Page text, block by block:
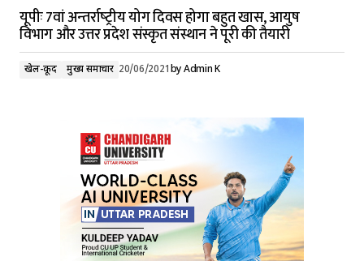
यूपीः 7वां अन्‍तर्राष्‍ट्रीय योग दिवस होगा बहुत खास, आयुष
विभाग और उत्तर प्रदेश संस्कृत संस्थान ने पूरी की तैयारी
खेल-कूद मुख्य समाचार 20/06/2021byAdmin K